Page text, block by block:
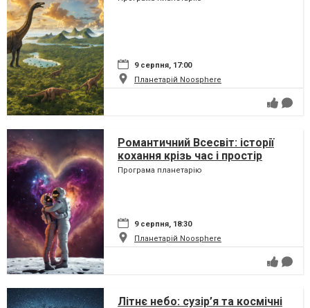
9 серпня, 17:00
Планетарій Noosphere
Романтичний Всесвіт: історії
кохання крізь час і простір
Програма планетарію
9 серпня, 18:30
Планетарій Noosphere
Літнє небо: сузір’я та космічні